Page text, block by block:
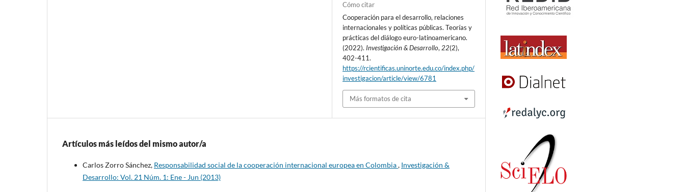
Cómo citar
Cooperación para el desarrollo, relaciones
internacionales y políticas públicas. Teorías y
prácticas del diálogo euro-latinoamericano.
(2022). Investigación & Desarrollo, 22(2),
402-411.
https://rcientificas.uninorte.edu.co/index.php/
investigacion/article/view/6781
Más formatos de cita
Artículos más leídos del mismo autor/a
Carlos Zorro Sánchez, Responsabilidad social de la cooperación internacional europea en Colombia, Investigación &
Desarrollo: Vol. 21 Núm. 1: Ene - Jun (2013)